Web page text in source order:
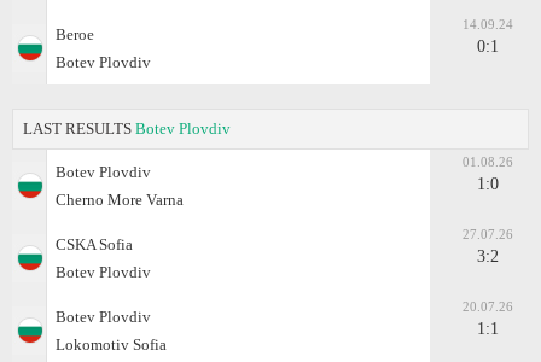
Beroe
Botev Plovdiv
14.09.24
0:1
LAST RESULTS Botev Plovdiv
Botev Plovdiv
Cherno More Varna
01.08.26
1:0
CSKA Sofia
Botev Plovdiv
27.07.26
3:2
Botev Plovdiv
Lokomotiv Sofia
20.07.26
1:1